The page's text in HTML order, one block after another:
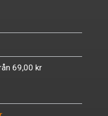
69,00 kr